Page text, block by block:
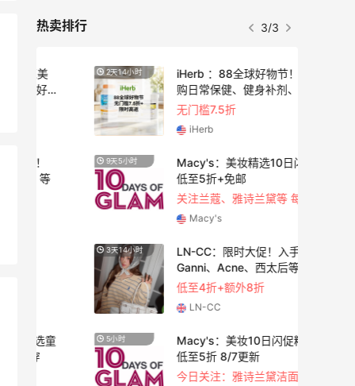
热卖排行 3/3
2天14小时
iHerb ：88全球好物节！选
购日常保健、健身补剂、护
肤洗护等
无门槛7.5折
iHerb
9天5小时
Macy's：美妆精选10日闪促
低至5折+免邮
关注兰蔻、雅诗兰黛等 每日更新
Macy's
3天14小时
LN-CC：限时大促！入手
Ganni、Acne、西太后等
低至4折+额外8折
LN-CC
Macy's：美妆10日闪促精选
低至5折 8/7更新
今日关注：雅诗兰黛洁面、兰蔻遮瑕等